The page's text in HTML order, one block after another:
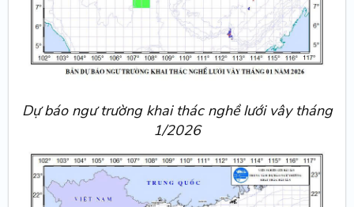
Dự báo ngư trường khai thác nghề lưới vây tháng
1/2026